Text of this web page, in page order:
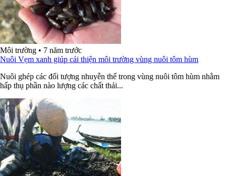
Môi trường • 7 năm trước
Nuôi Vẹm xanh giúp cải thiện môi trường vùng nuôi tôm hùm
Nuôi ghép các đối tượng nhuyễn thể trong vùng nuôi tôm hùm nhằm
hấp thụ phần nào lượng các chất thải...